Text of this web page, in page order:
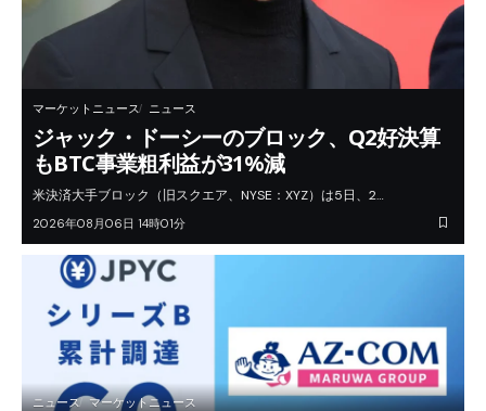
マーケットニュース ニュース
ジャック・ドーシーのブロック、Q2好決算
もBTC事業粗利益が31%減
米決済大手ブロック（旧スクエア、NYSE：XYZ）は5日、2…
2026年08月06日 14時01分
ニュース マーケットニュース